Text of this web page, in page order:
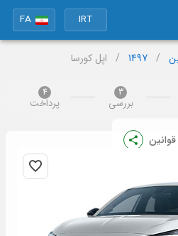
IRT
FA
/
1497
/ اپل کورسا
3
بررسی
4
پرداخت